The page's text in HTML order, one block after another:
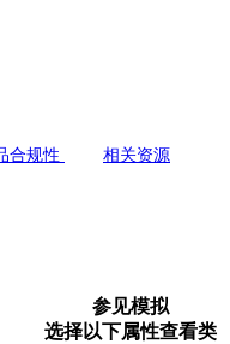
合规性
相关资源
参见模拟
选择以下属性查看类